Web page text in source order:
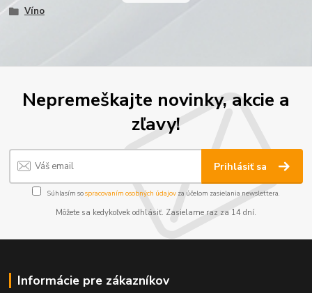
Víno
Nepremeškajte novinky, akcie a
zľavy!
Prihlásiť sa
Súhlasím sospracovaním osobných údajov za účelom zasielania newslettera.
Môžete sa kedykoľvek odhlásiť. Zasielame raz za 14 dní.
Informácie pre zákazníkov